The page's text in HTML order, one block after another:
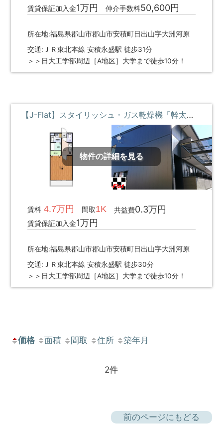
賃貸保証加入金1万円 仲介手数料50,600円
所在地:福島県郡山市郡山市安積町日出山字大洲河原
交通:ＪＲ東北本線 安積永盛駅 徒歩31分
＞＞日大工学部周辺［A地区］大学まで徒歩10分！
【J-Flat】スタイリッシュ・ガス乾燥機「幹太くん」付・高速ギガWi-Fiサービス **即入居募集中**
物件の詳細を見る
賃料4.7万円 間取1K 共益費0.3万円
賃貸保証加入金1万円
所在地:福島県郡山市郡山市安積町日出山字大洲河原
交通:ＪＲ東北本線 安積永盛駅 徒歩30分
＞＞日大工学部周辺［A地区］大学まで徒歩10分！
価格 面積 間取 住所 築年月
2件
前のページにもどる